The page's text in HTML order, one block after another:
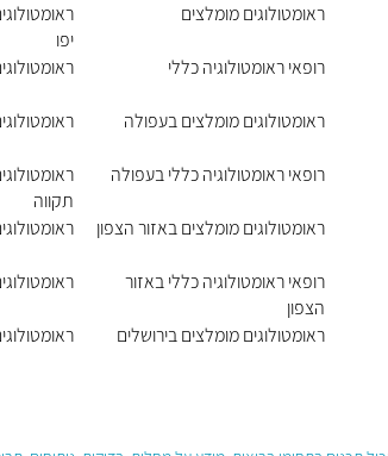
ראומטולוגים מומלצים
רופאי ראומטולוגיה כללי
ראומטולוגים מומלצים בעפולה
רופאי ראומטולוגיה כללי בעפולה
ראומטולוגים מומלצים באזור הצפון
רופאי ראומטולוגיה כללי באזור
הצפון
ראומטולוגים מומלצים בירושלים
יפו
תקווה